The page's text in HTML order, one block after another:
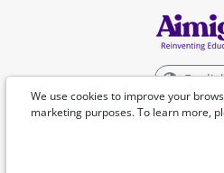
We use cookies to improve your
marketing purposes. To learn more,
©Aimigo